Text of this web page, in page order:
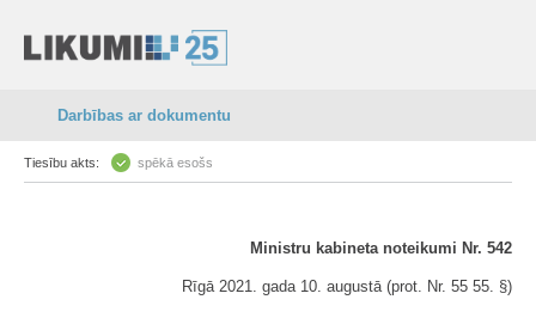
Darbības ar dokumentu
Tiesību akts: spēkā esošs
Ministru kabineta noteikumi Nr. 542
Rīgā 2021. gada 10. augustā (prot. Nr. 55 55. §)